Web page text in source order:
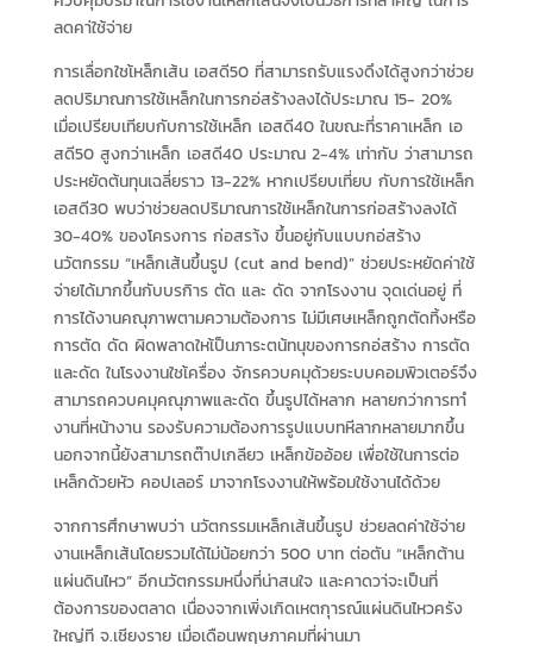
ลดคา่ใช้จ่าย
การเลื่อกใชเ้หล็กเส้น เอสดี50 ที่สามารถรับแรงดึงได้สูงกว่าช่วย
ลดปริมาณการใช้เหล็กในการกอ่สร้างลงได้ประมาณ 15- 20%
เมื่อเปรียบเทียบกับการใช้เหล็ก เอสดี40 ในขณะที่ราคาเหล็ก เอ
สดี50 สูงกว่าเหล็ก เอสดี40 ประมาณ 2-4% เท่ากับ ว่าสามารถ
ประหยัดต้นทุนเฉลี่ยราว 13-22% หากเปรียบเที่ยบ กับการใช้เหล็ก
เอสดี30 พบว่าช่วยลดปริมาณการใช้เหล็กในการก่อสร้างลงได้
30-40% ของโครงการ ก่อสรา้ง ขึ้นอยู่กับแบบกอ่สร้าง
นวัตกรรม “เหล็กเส้นขึ้นรูป (cut and bend)” ช่วยประหยัดค่าใช้
จ่ายได้มากขึ้นกับบรกิาร ตัด และ ดัด จากโรงงาน จุดเด่นอยู่ ที่
การได้งานคณุภาพตามความต้องการ ไม่มีเศษเหล็กถูกตัดทิ้งหรือ
การตัด ดัด ผิดพลาดใหเ้ป็นภาระตน้ทนุของการกอ่สร้าง การตัด
และดัด ในโรงงานใชเ้ครื่อง จักรควบคมุด้วยระบบคอมพิวเตอร์จึง
สามารถควบคมุคณุภาพและดัด ขึ้นรูปได้หลาก หลายกว่าการทาํ
งานที่หน้างาน รองรับความต้องการรูปแบบทหีลากหลายมากขึ้น
นอกจากนี้ยังสามารถต๊าปเกลียว เหล็กข้ออ้อย เพื่อใช้ในการต่อ
เหล็กด้วยหัว คอปเลอร์ มาจากโรงงานให้พร้อมใช้งานได้ด้วย
จากการศึกษาพบว่า นวัตกรรมเหล็กเส้นขึ้นรูป ช่วยลดค่าใช้จ่าย
งานเหล็กเส้นโดยรวมได้ไม่น้อยกว่า 500 บาท ต่อตัน “เหล็กต้าน
แผ่นดินไหว” อีกนวัตกรรมหนึ่งที่น่าสนใจ และคาดวา่จะเป็นที่
ต้องการของตลาด เนื่องจากเพิ่งเกิดเหตกุารณ์แผ่นดินไหวครัง
ใหญ่ที จ.เชียงราย เมื่อเดือนพฤษภาคมที่ผ่านมา